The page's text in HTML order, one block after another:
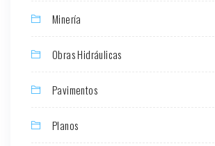
Minería
Obras Hidráulicas
Pavimentos
Planos